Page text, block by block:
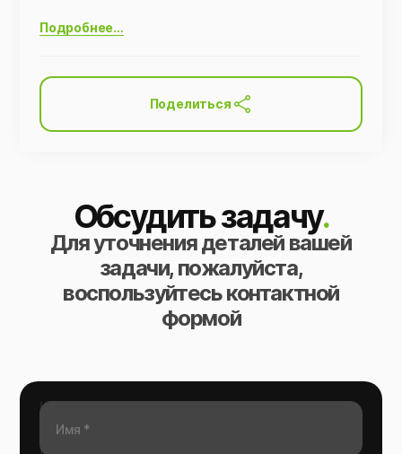
Подробнее…
Поделиться
Обсудить задачу.
Для уточнения деталей вашей
задачи, пожалуйста,
воспользуйтесь контактной
формой